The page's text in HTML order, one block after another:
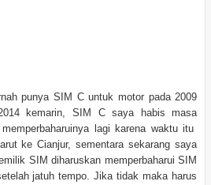
punya SIM C untuk motor pada 2009
kemarin, SIM C saya habis masa
lagi karena waktu itu
ke Cianjur, sementara sekarang saya
SIM diharuskan memperbaharui SIM
jatuh tempo. Jika tidak maka harus